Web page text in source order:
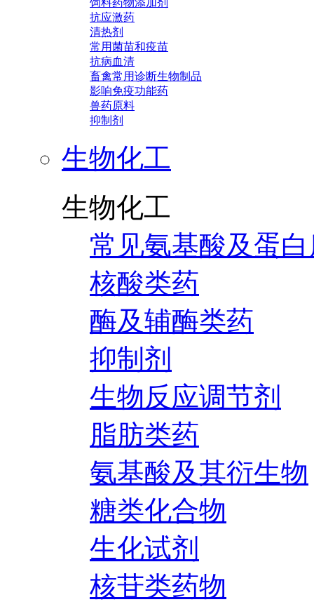
饲料药物添加剂
抗应激药
清热剂
常用菌苗和疫苗
抗病血清
畜禽常用诊断生物制品
影响免疫功能药
兽药原料
抑制剂
生物化工
生物化工
常见氨基酸及蛋
核酸类药
酶及辅酶类药
抑制剂
生物反应调节剂
脂肪类药
氨基酸及其衍生物
糖类化合物
生化试剂
核苷类药物